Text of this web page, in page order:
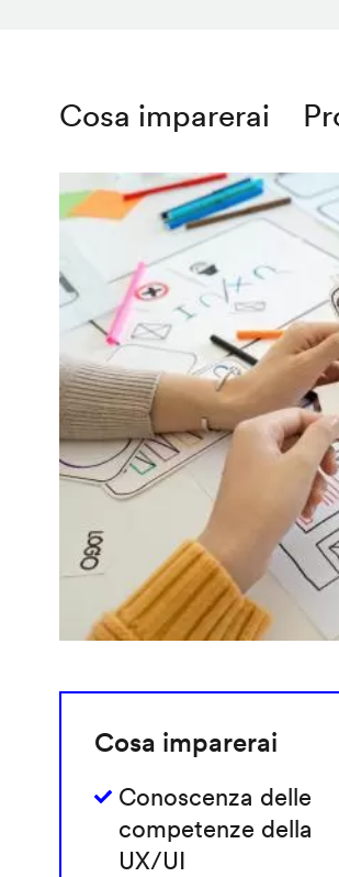
Cosa imparerai
Cosa imparerai
Conoscenza delle
competenze della
UX/UI